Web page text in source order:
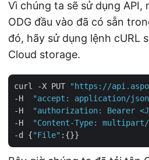
Vì chúng ta sẽ sử dụng API,
ODG đầu vào đã có sẵn
đó, hãy sử dụng lệnh cURL
Cloud storage.
curl -X PUT
"https://
-H
"accept: application/
-H
"authorization: Bearer
-H
"Content-Type:
-d {"File"